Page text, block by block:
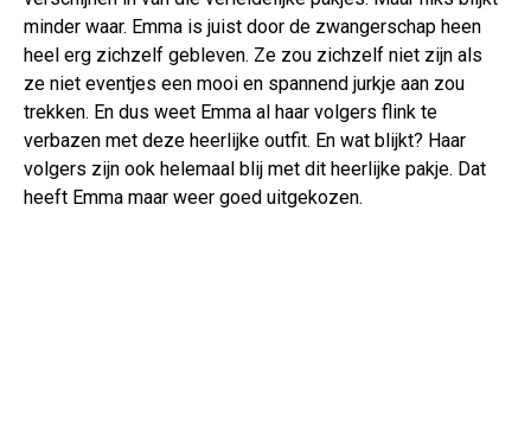
minder waar. Emma is juist door de zwangerschap heen
heel erg zichzelf gebleven. Ze zou zichzelf niet zijn als
ze niet eventjes een mooi en spannend jurkje aan zou
trekken. En dus weet Emma al haar volgers flink te
verbazen met deze heerlijke outfit. En wat blijkt? Haar
volgers zijn ook helemaal blij met dit heerlijke pakje. Dat
heeft Emma maar weer goed uitgekozen.